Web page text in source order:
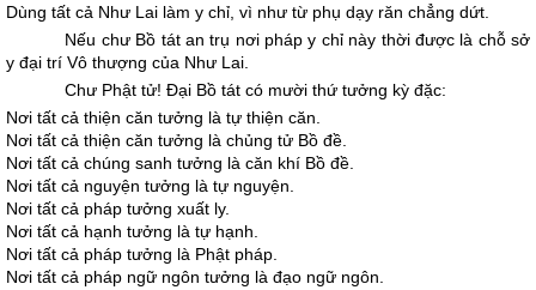
Dùng tất cả Như Lai làm y chỉ, vì như từ phụ dạy răn chẳng dứt.
Nếu chư Bồ tát an trụ nơi pháp y chỉ này thời được là chỗ sở
y đại trí Vô thượng của Như Lai.
Chư Phật tử! Ðại Bồ tát có mười thứ tưởng kỳ đặc:
Nơi tất cả thiện căn tưởng là tự thiện căn.
Nơi tất cả thiện căn tưởng là chủng tử Bồ đề.
Nơi tất cả chúng sanh tưởng là căn khí Bồ đề.
Nơi tất cả nguyện tưởng là tự nguyện.
Nơi tất cả pháp tưởng xuất ly.
Nơi tất cả hạnh tưởng là tự hạnh.
Nơi tất cả pháp tưởng là Phật pháp.
Nơi tất cả pháp ngữ ngôn tưởng là đạo ngữ ngôn.